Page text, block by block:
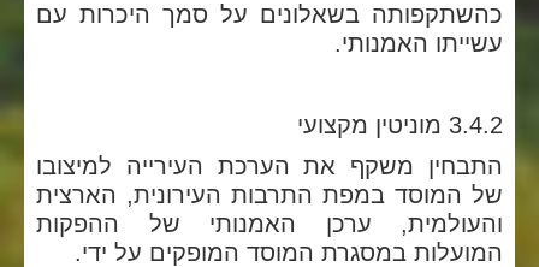
כהשתקפותה בשאלונים על סמך היכרות עם
עשייתו האמנותי.
3.4.2 מוניטין מקצועי
התבחין משקף את הערכת העירייה למיצובו
של המוסד במפת התרבות העירונית, הארצית
והעולמית, ערכן האמנותי של ההפקות
המועלות במסגרת המוסד המופקים על ידי.